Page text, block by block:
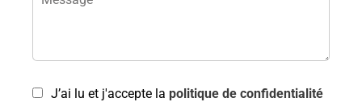
J’ai lu et j'accepte la politique de confidentialité